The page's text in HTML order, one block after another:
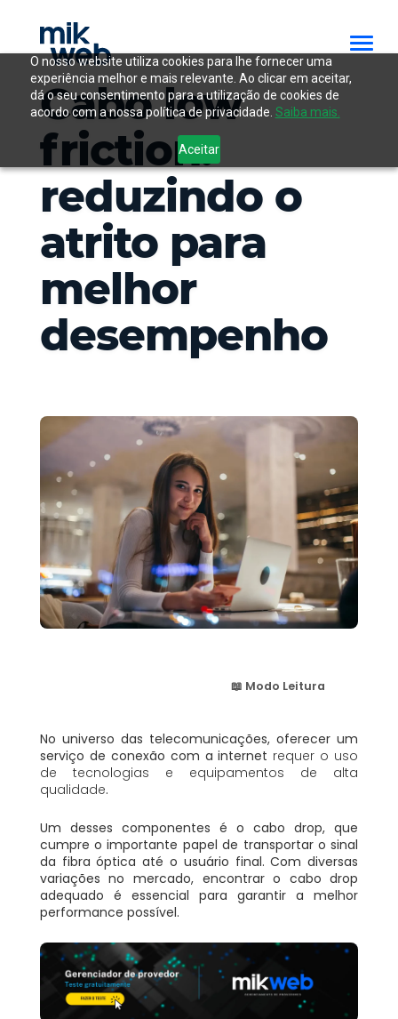
O nosso website utiliza cookies para lhe fornecer uma
experiência melhor e mais relevante. Ao clicar em aceitar,
dá o seu consentimento para a utilização de cookies de
acordo com a nossa política de privacidade. Saiba mais.
Aceitar
Cabo low
friction:
reduzindo o
atrito para
melhor
desempenho
📖 Modo Leitura
No universo das telecomunicações, oferecer um
serviço de conexão com a internet requer o uso
de tecnologias e equipamentos de alta
qualidade.
Um desses componentes é o cabo drop, que
cumpre o importante papel de transportar o sinal
da fibra óptica até o usuário final. Com diversas
variações no mercado, encontrar o cabo drop
adequado é essencial para garantir a melhor
performance possível.